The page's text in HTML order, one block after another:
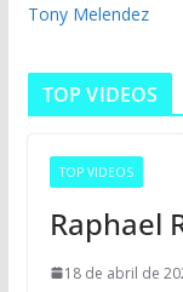
Tony Melendez
TOP VIDEOS
TOP VIDEOS
Raphael
18 de abril de